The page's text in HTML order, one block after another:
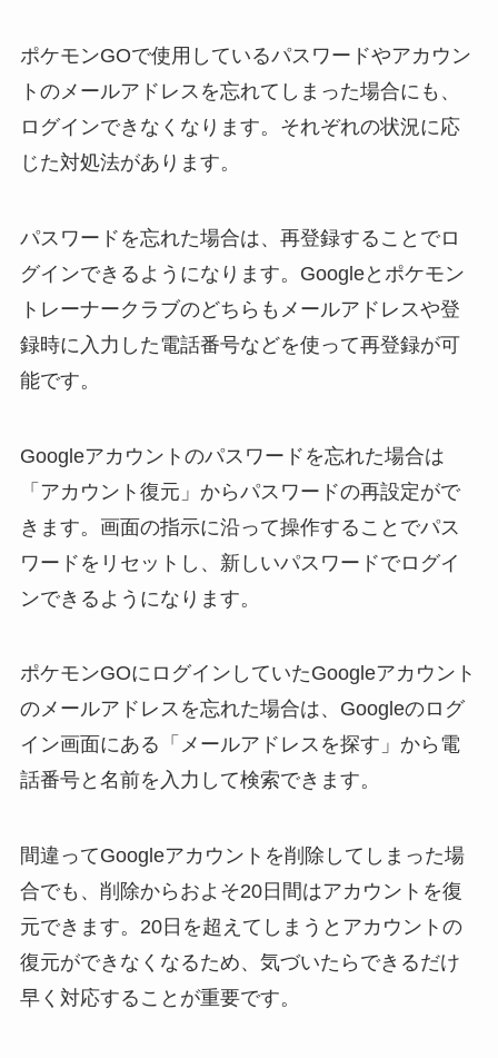
ポケモンGOで使用しているパスワードやアカウン
トのメールアドレスを忘れてしまった場合にも、
ログインできなくなります。それぞれの状況に応
じた対処法があります。
パスワードを忘れた場合は、再登録することでロ
グインできるようになります。Googleとポケモン
トレーナークラブのどちらもメールアドレスや登
録時に入力した電話番号などを使って再登録が可
能です。
Googleアカウントのパスワードを忘れた場合は
「アカウント復元」からパスワードの再設定がで
きます。画面の指示に沿って操作することでパス
ワードをリセットし、新しいパスワードでログイ
ンできるようになります。
ポケモンGOにログインしていたGoogleアカウント
のメールアドレスを忘れた場合は、Googleのログ
イン画面にある「メールアドレスを探す」から電
話番号と名前を入力して検索できます。
間違ってGoogleアカウントを削除してしまった場
合でも、削除からおよそ20日間はアカウントを復
元できます。20日を超えてしまうとアカウントの
復元ができなくなるため、気づいたらできるだけ
早く対応することが重要です。